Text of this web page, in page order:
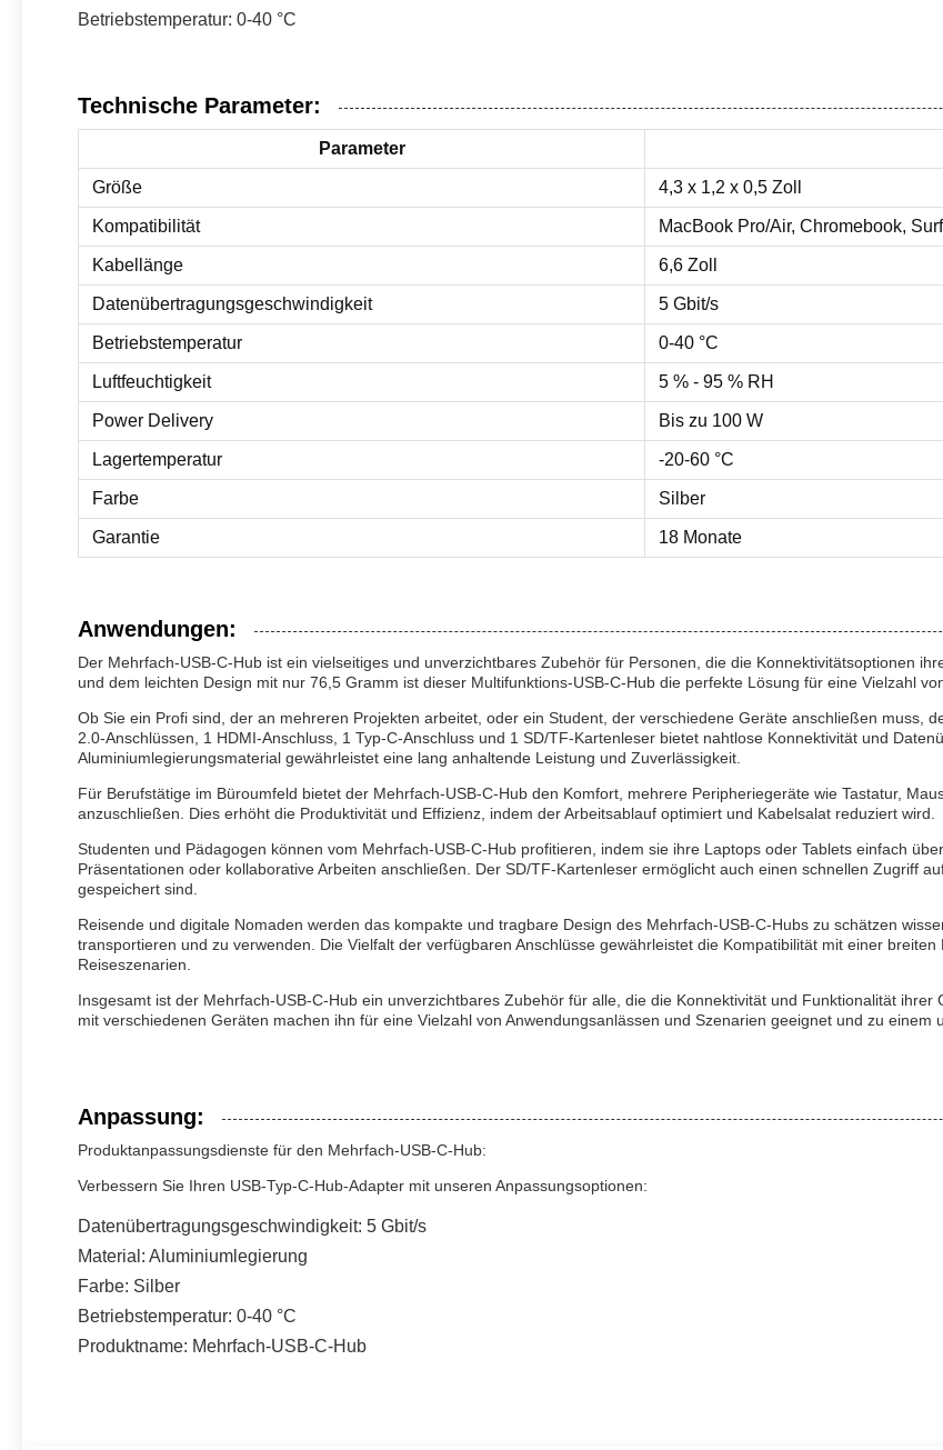
Betriebstemperatur: 0-40 °C
Technische Parameter:
Parameter
Größe 4,3 x 1,2 x 0,5 Zoll
Kompatibilität MacBook Pro/Air, Chromebook,
Kabellänge 6,6 Zoll
Datenübertragungsgeschwindigkeit 5 Gbit/s
Betriebstemperatur 0-40 °C
Luftfeuchtigkeit 5 % - 95 % RH
Power Delivery Bis zu 100 W
Lagertemperatur -20-60 °C
Farbe Silber
Garantie 18 Monate
Anwendungen:
Der Mehrfach-USB-C-Hub ist ein vielseitiges und unverzichtbares Zubehör für Personen, die die Konnektivitätsoptionen
und dem leichten Design mit nur 76,5 Gramm ist dieser Multifunktions-USB-C-Hub die perfekte Lösung für eine Vielzahl
Ob Sie ein Profi sind, der an mehreren Projekten arbeitet, oder ein Student, der verschiedene Geräte anschließen muss,
2.0-Anschlüssen, 1 HDMI-Anschluss, 1 Typ-C-Anschluss und 1 SD/TF-Kartenleser bietet nahtlose Konnektivität und
Aluminiumlegierungsmaterial gewährleistet eine lang anhaltende Leistung und Zuverlässigkeit.
Für Berufstätige im Büroumfeld bietet der Mehrfach-USB-C-Hub den Komfort, mehrere Peripheriegeräte wie Tastatur,
anzuschließen. Dies erhöht die Produktivität und Effizienz, indem der Arbeitsablauf optimiert und Kabelsalat reduziert wird.
Studenten und Pädagogen können vom Mehrfach-USB-C-Hub profitieren, indem sie ihre Laptops oder Tablets einfach
Präsentationen oder kollaborative Arbeiten anschließen. Der SD/TF-Kartenleser ermöglicht auch einen schnellen Zugriff
gespeichert sind.
Reisende und digitale Nomaden werden das kompakte und tragbare Design des Mehrfach-USB-C-Hubs zu schätzen
transportieren und zu verwenden. Die Vielfalt der verfügbaren Anschlüsse gewährleistet die Kompatibilität mit einer
Reiseszenarien.
Insgesamt ist der Mehrfach-USB-C-Hub ein unverzichtbares Zubehör für alle, die die Konnektivität und Funktionalität
mit verschiedenen Geräten machen ihn für eine Vielzahl von Anwendungsanlässen und Szenarien geeignet und zu einem
Anpassung:
Produktanpassungsdienste für den Mehrfach-USB-C-Hub:
Verbessern Sie Ihren USB-Typ-C-Hub-Adapter mit unseren Anpassungsoptionen:
Datenübertragungsgeschwindigkeit: 5 Gbit/s
Material: Aluminiumlegierung
Farbe: Silber
Betriebstemperatur: 0-40 °C
Produktname: Mehrfach-USB-C-Hub